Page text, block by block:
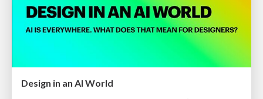
Design in an AI World